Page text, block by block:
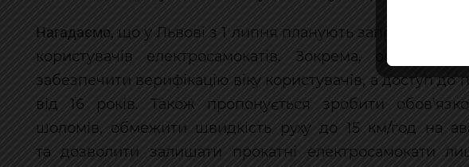
Нагадаємо, що у Львові з 1 липня планують запровадити
користувачів електросамокатів. Зокрема, операторів
забезпечити верифікацію віку користувачів, а доступ
від 16 років. Також пропонується зробити
шоломів, обмежити швидкість руху до 15 км/год на
та дозволити залишати прокатні електросамокати